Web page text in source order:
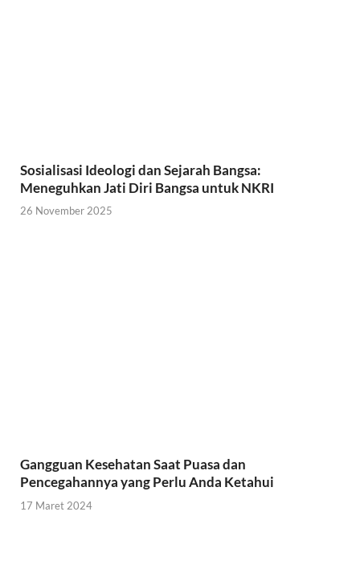
Sosialisasi Ideologi dan Sejarah Bangsa:
Meneguhkan Jati Diri Bangsa untuk NKRI
26 November 2025
Gangguan Kesehatan Saat Puasa dan
Pencegahannya yang Perlu Anda Ketahui
17 Maret 2024